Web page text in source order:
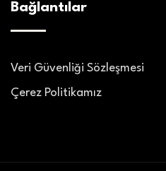
Bağlantılar
Veri Güvenliği Sözleşmesi
Çerez Politikamız